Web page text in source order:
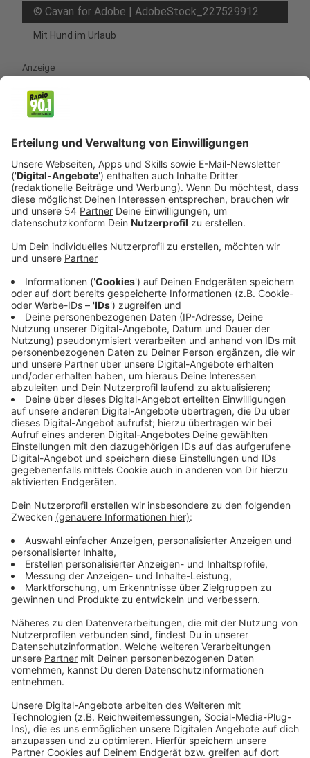
© Cavan for Adobe | AdobeStock_227529912
Mit Hund im Urlaub
Anzeige
Checkliste: Die perfekte Hunde-
Damit ihr nichts vergesst, hier die kompakte Übersicht:
Verbandsmaterial
Anzeige
Sterile Kompressen (hier klicken*)
Mullbinden
selbsthaftende Vebandbinden ( hier klicken*)
Verbandsschere (hier klicken*)
Pflaster
Einmalhandschuhe (hier klicken*)
Anzeige
Wundversorgung
Desinfektionsmittel (hier klicken*)
Kochsalzlösung
Pfotenbalsam
Anzeige
Medikamente
Anzeige